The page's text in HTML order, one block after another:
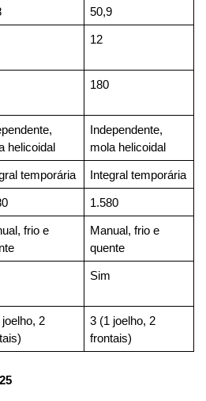
50,9
12
180
helicoidal
Independente,
mola helicoidal
temporária Integral temporária
1.580
frio e
Manual, frio e
quente
Sim
2
3 (1 joelho, 2
frontais)